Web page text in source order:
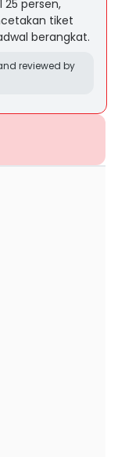
persen,
tiket
berangkat.
reviewed by